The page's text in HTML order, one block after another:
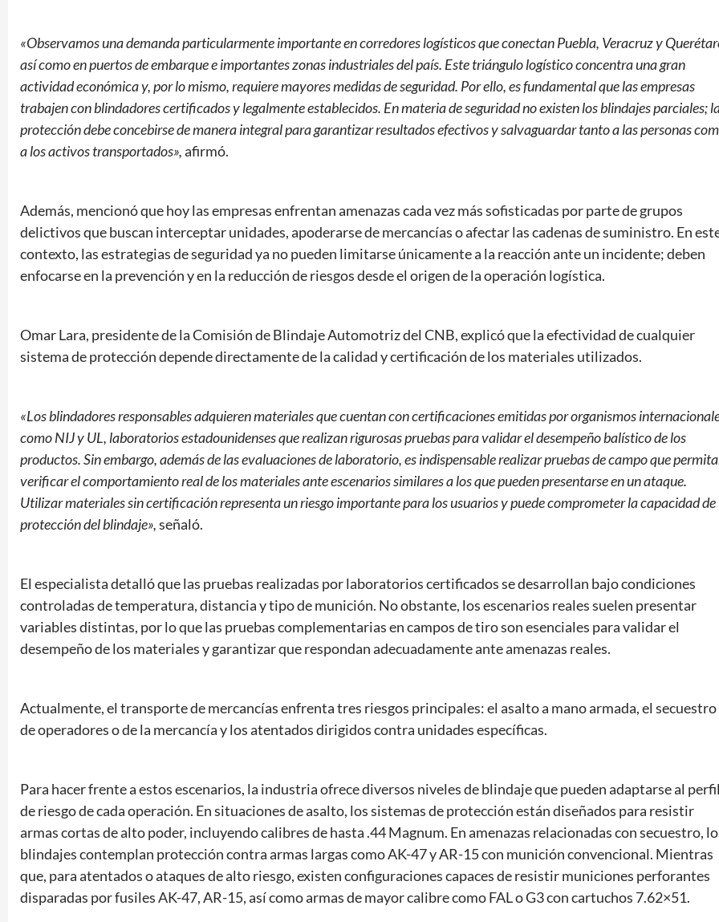
«Observamos una demanda particularmente importante en corredores logísticos que conectan Puebla, Veracruz y
así como en puertos de embarque e importantes zonas industriales del país. Este triángulo logístico concentra una gran
actividad económica y, por lo mismo, requiere mayores medidas de seguridad. Por ello, es fundamental que las empresas
trabajen con blindadores certificados y legalmente establecidos. En materia de seguridad no existen los blindajes parciales;
protección debe concebirse de manera integral para garantizar resultados efectivos y salvaguardar tanto a las personas
a los activos transportados»,afirmó.
Además, mencionó que hoy las empresas enfrentan amenazas cada vez más sofisticadas por parte de grupos
delictivos que buscan interceptar unidades, apoderarse de mercancías o afectar las cadenas de suministro. En
contexto, las estrategias de seguridad ya no pueden limitarse únicamente a la reacción ante un incidente; deben
enfocarse en la prevención y en la reducción de riesgos desde el origen de la operación logística.
Omar Lara, presidente de la Comisión de Blindaje Automotriz del CNB, explicó que la efectividad de cualquier
sistema de protección depende directamente de la calidad y certificación de los materiales utilizados.
«Los blindadores responsables adquieren materiales que cuentan con certificaciones emitidas por organismos
como NIJ y UL, laboratorios estadounidenses que realizan rigurosas pruebas para validar el desempeño balístico de los
productos. Sin embargo, además de las evaluaciones de laboratorio, es indispensable realizar pruebas de campo que
verificar el comportamiento real de los materiales ante escenarios similares a los que pueden presentarse en un ataque.
Utilizar materiales sin certificación representa un riesgo importante para los usuarios y puede comprometer la capacidad de
protección del blindaje»,señaló.
El especialista detalló que las pruebas realizadas por laboratorios certificados se desarrollan bajo condiciones
controladas de temperatura, distancia y tipo de munición. No obstante, los escenarios reales suelen presentar
variables distintas, por lo que las pruebas complementarias en campos de tiro son esenciales para validar el
desempeño de los materiales y garantizar que respondan adecuadamente ante amenazas reales.
Actualmente, el transporte de mercancías enfrenta tres riesgos principales: el asalto a mano armada, el secuestro
de operadores o de la mercancía y los atentados dirigidos contra unidades específicas.
Para hacer frente a estos escenarios, la industria ofrece diversos niveles de blindaje que pueden adaptarse al
de riesgo de cada operación. En situaciones de asalto, los sistemas de protección están diseñados para resistir
armas cortas de alto poder, incluyendo calibres de hasta .44 Magnum. En amenazas relacionadas con secuestro,
blindajes contemplan protección contra armas largas como AK-47 y AR-15 con munición convencional. Mientras
que, para atentados o ataques de alto riesgo, existen configuraciones capaces de resistir municiones perforantes
disparadas por fusiles AK-47, AR-15, así como armas de mayor calibre como FAL o G3 con cartuchos 7.62×51.